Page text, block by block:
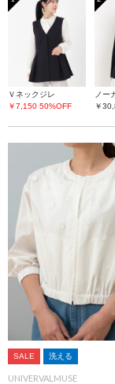
Ｖネックジレ
￥7,150 50%OFF
￥
SALE 洗える
UNIVERVALMUSE